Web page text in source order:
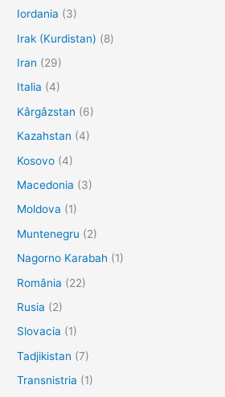
Iordania (3)
Irak (Kurdistan) (8)
Iran (29)
Italia (4)
Kârgâzstan (6)
Kazahstan (4)
Kosovo (4)
Macedonia (3)
Moldova (1)
Muntenegru (2)
Nagorno Karabah (1)
România (22)
Rusia (2)
Slovacia (1)
Tadjikistan (7)
Transnistria (1)